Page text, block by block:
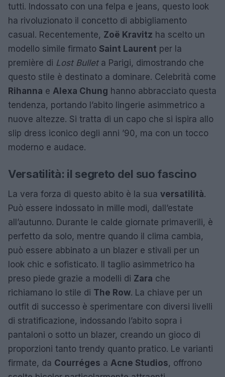
tutti. Indossato con una felpa e jeans, questo look
ha rivoluzionato il concetto di abbigliamento
casual. Recentemente, Zoë Kravitz ha scelto un
modello simile firmato Saint Laurent per la
première di Lost Bulleta Parigi, dimostrando che
questo stile è destinato a dominare. Celebrità come
Rihanna e Alexa Chung hanno abbracciato questa
tendenza, portando l’abito lingerie asimmetrico a
nuove altezze. Si tratta di un capo che si ispira allo
slip dress iconico degli anni ’90, ma con un tocco
moderno e audace.
Versatilità: il segreto del suo fascino
La vera forza di questo abito è la sua versatilità.
Può essere indossato in mille modi, dall’estate
all’autunno. Durante le calde giornate primaverili, è
perfetto da solo, mentre quando il clima cambia,
può essere abbinato a un blazer e stivali per un
look chic e sofisticato. Il taglio asimmetrico ha
preso piede grazie a modelli di Zara che
richiamano lo stile di The Row. La chiave per un
outfit di successo è sperimentare con diversi livelli
di stratificazione, indossando l’abito sopra i
pantaloni o sotto un blazer, creando un gioco di
proporzioni tanto trendy quanto pratico. Le varianti
firmate, da Courréges a Acne Studios, offrono